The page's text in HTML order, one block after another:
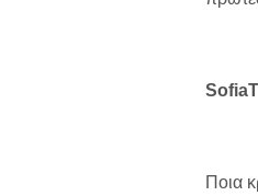
SofiaT
Ποια